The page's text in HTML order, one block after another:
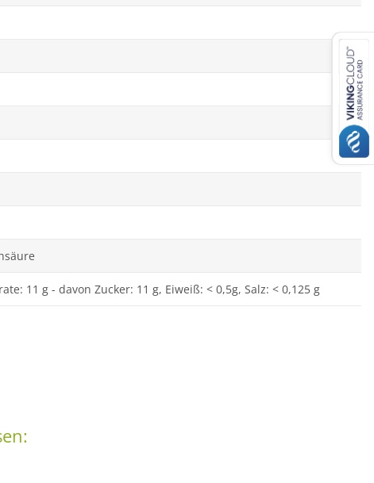
11 g - davon Zucker: 11 g, Eiweiß: < 0,5g, Salz: < 0,125 g